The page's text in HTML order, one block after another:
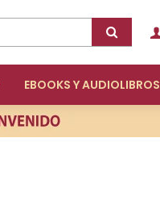
EBOOKS Y AUDIOLIBROS